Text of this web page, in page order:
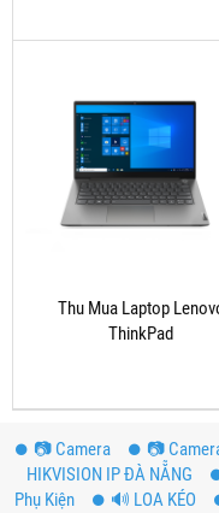
Thu Mua Laptop
ThinkPad
📷 Camera 📷
HIKVISION IP ĐÀ NẴNG
Phụ Kiện
🔊 LOA KÉO